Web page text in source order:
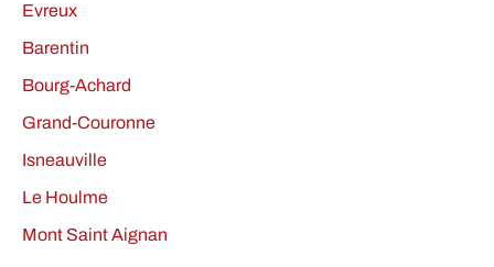
Evreux
Barentin
Bourg-Achard
Grand-Couronne
Isneauville
Le Houlme
Mont Saint Aignan